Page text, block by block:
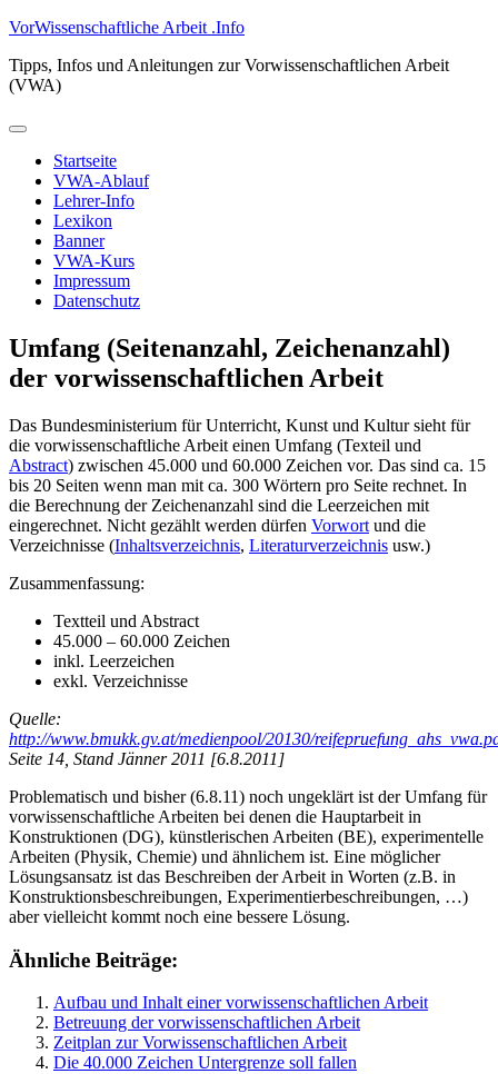
Zum
springen
VorWissenschaftliche Arbeit .Info
Tipps, Infos und Anleitungen zur Vorwissenschaftlichen Arbeit
(VWA)
Primäres
Startseite
VWA-Ablauf
Lehrer-Info
Lexikon
Banner
VWA-Kurs
Impressum
Datenschutz
Umfang (Seitenanzahl, Zeichenanzahl)
der vorwissenschaftlichen Arbeit
Das Bundesministerium für Unterricht, Kunst und Kultur sieht für
die vorwissenschaftliche Arbeit einen Umfang (Texteil und
Abstract) zwischen 45.000 und 60.000 Zeichen vor. Das sind ca. 15
bis 20 Seiten wenn man mit ca. 300 Wörtern pro Seite rechnet. In
die Berechnung der Zeichenanzahl sind die Leerzeichen mit
eingerechnet. Nicht gezählt werden dürfen Vorwort und die
Verzeichnisse (Inhaltsverzeichnis, Literaturverzeichnis usw.)
Zusammenfassung:
Textteil und Abstract
45.000 – 60.000 Zeichen
inkl. Leerzeichen
exkl. Verzeichnisse
Quelle:
http://www.bmukk.gv.at/medienpool/20130/
Seite 14, Stand Jänner 2011 [6.8.2011]
Problematisch und bisher (6.8.11) noch ungeklärt ist der Umfang für
vorwissenschaftliche Arbeiten bei denen die Hauptarbeit in
Konstruktionen (DG), künstlerischen Arbeiten (BE), experimentelle
Arbeiten (Physik, Chemie) und ähnlichem ist. Eine möglicher
Lösungsansatz ist das Beschreiben der Arbeit in Worten (z.B. in
Konstruktionsbeschreibungen, Experimentierbeschreibungen, …)
aber vielleicht kommt noch eine bessere Lösung.
Ähnliche Beiträge:
Aufbau und Inhalt einer vorwissenschaftlichen Arbeit
Betreuung der vorwissenschaftlichen Arbeit
Zeitplan zur Vorwissenschaftlichen Arbeit
Die 40.000 Zeichen Untergrenze soll fallen